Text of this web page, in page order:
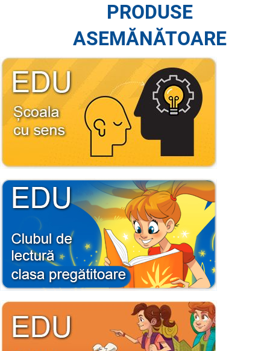
PRODUSE
ASEMĂNĂTOARE